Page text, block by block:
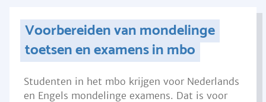
Voorbereiden van mondelinge
toetsen en examens in mbo
Studenten in het mbo krijgen voor Nederlands
en Engels mondelinge examens. Dat is voor